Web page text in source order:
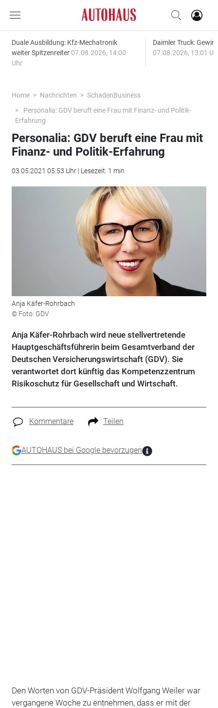
Duale Ausbildung: Kfz-Mechatronik
weiter Spitzenreiter 07.08.2026, 14:00
Uhr
Daimler Truck:
07.08.2026, 13:01
Home Nachrichten
SchadenBusiness
Personalia: GDV beruft eine Frau mit Finanz- und Politik-
Erfahrung
Personalia: GDV beruft eine Frau mit
Finanz- und Politik-Erfahrung
03.05.2021 05:53 Uhr | Lesezeit: 1 min
Anja Käfer-Rohrbach
© Foto: GDV
Anja Käfer-Rohrbach wird neue stellvertretende
Hauptgeschäftsführerin beim Gesamtverband der
Deutschen Versicherungswirtschaft (GDV). Sie
verantwortet dort künftig das Kompetenzzentrum
Risikoschutz für Gesellschaft und Wirtschaft.
Kommentare Teilen
AUTOHAUS bei Google bevorzugen
Den Worten von GDV-Präsident Wolfgang Weiler war
vergangene Woche zu entnehmen, dass er mit der